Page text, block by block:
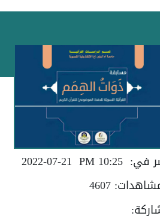
في: 10:25 PM
2022-07-21
4607